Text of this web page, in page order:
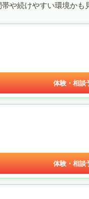
や続けやすい環境かも
体験・相談
体験・相談